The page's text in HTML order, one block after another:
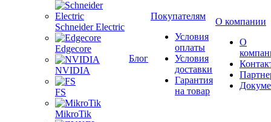
Schneider Electric
Edgecore
NVIDIA
FS
MikroTik
Блог
Покупателям
Условия
оплаты
Условия
доставки
Гарантия
на товар
О компании
О